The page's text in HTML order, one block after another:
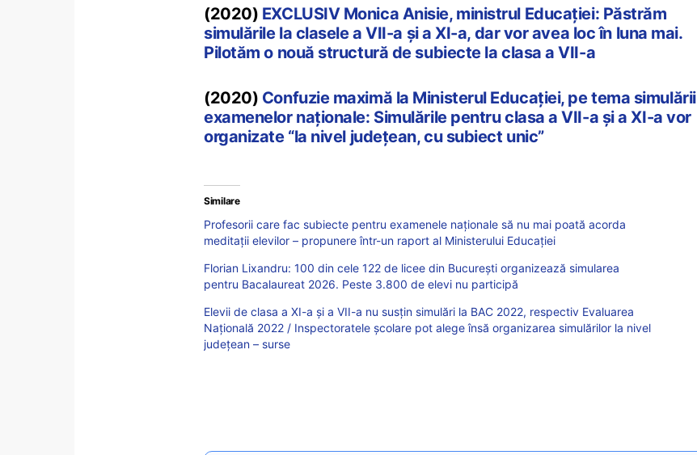
(2020) EXCLUSIV Monica Anisie, ministrul Educației: Păstrăm
simulările la clasele a VII-a și a XI-a, dar vor avea loc în luna mai.
Pilotăm o nouă structură de subiecte la clasa a VII-a
(2020) Confuzie maximă la Ministerul Educației, pe tema simulării
examenelor naționale: Simulările pentru clasa a VII-a și a XI-a vor
organizate “la nivel județean, cu subiect unic”
Similare
Profesorii care fac subiecte pentru examenele naționale să nu mai poată acorda
meditații elevilor – propunere într-un raport al Ministerului Educației
Florian Lixandru: 100 din cele 122 de licee din București organizează simularea
pentru Bacalaureat 2026. Peste 3.800 de elevi nu participă
Elevii de clasa a XI-a și a VII-a nu susțin simulări la BAC 2022, respectiv Evaluarea
Națională 2022 / Inspectoratele școlare pot alege însă organizarea simulărilor la nivel
județean – surse